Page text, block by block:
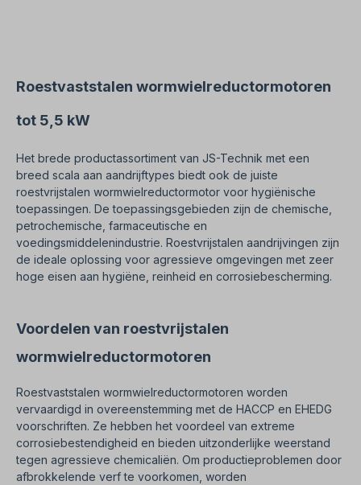
personeel. Stuur ons een aanvraag voor
wijzigingen of speciale Ontwerpen. Belangrijke
product. Een herroeping of herroeping van de
bindende voorbeelden!
Roestvaststalen wormwielreductormotoren
tot 5,5 kW
Het brede productassortiment van JS-Technik met een
breed scala aan aandrijftypes biedt ook de juiste
roestvrijstalen wormwielreductormotor voor hygiënische
toepassingen. De toepassingsgebieden zijn de chemische,
petrochemische, farmaceutische en
voedingsmiddelenindustrie. Roestvrijstalen aandrijvingen zijn
de ideale oplossing voor agressieve omgevingen met zeer
hoge eisen aan hygiëne, reinheid en corrosiebescherming.
Voordelen van roestvrijstalen
wormwielreductormotoren
Roestvaststalen wormwielreductormotoren worden
vervaardigd in overeenstemming met de HACCP en EHEDG
voorschriften. Ze hebben het voordeel van extreme
corrosiebestendigheid en bieden uitzonderlijke weerstand
tegen agressieve chemicaliën. Om productieproblemen door
afbrokkelende verf te voorkomen, worden